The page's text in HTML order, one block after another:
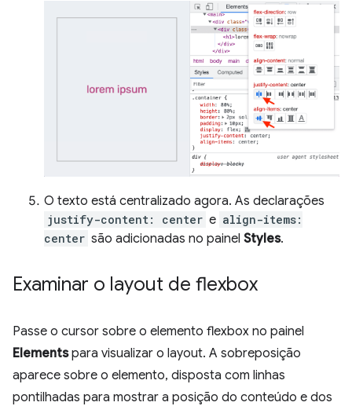
O texto está centralizado agora. As declarações
justify-content: center e align-items:
center são adicionadas no painel Styles.
Examinar o layout de flexbox
Passe o cursor sobre o elemento flexbox no painel
Elementspara visualizar o layout. A sobreposição
aparece sobre o elemento, disposta com linhas
pontilhadas para mostrar a posição do conteúdo e dos